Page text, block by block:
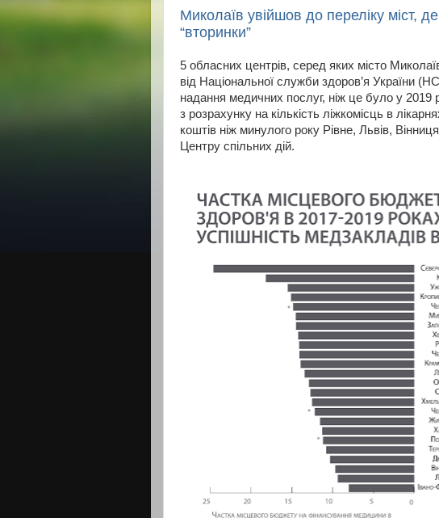
Миколаїв увійшов до переліку міст,
“вторинки”
5 обласних центрів, серед яких місто
від Національної служби здоров’я України
надання медичних послуг, ніж це було у 2019
з розрахунку на кількість ліжкомісць в
коштів ніж минулого року Рівне, Львів,
Центру спільних дій.